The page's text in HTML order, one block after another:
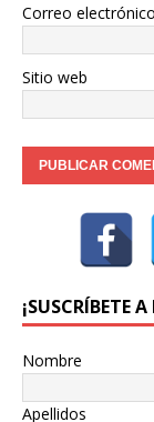
Correo electrónico
Sitio web
¡SUSCRÍBETE
Nombre
Apellidos